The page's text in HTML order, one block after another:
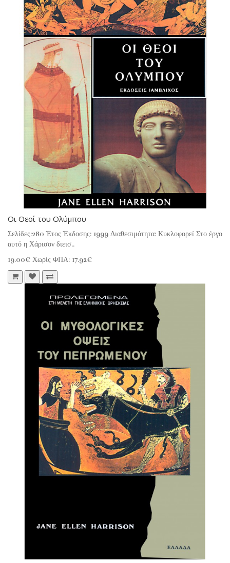
Οι Θεοί του Ολύμπου
Σελίδες:280 Έτος Έκδοσης: 1999 Διαθεσιμότητα: Κυκλοφορεί Στο έργο
αυτό η Χάρισον διεισ..
19.00€ Χωρίς ΦΠΑ: 17.92€